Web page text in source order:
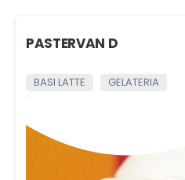
PASTERVAN D
BASI LATTE GELATERIA